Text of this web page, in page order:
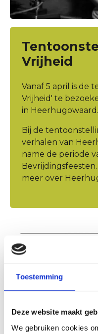
Toestemming
Deze website maakt
We gebruiken cookies
Vrijheid
Vanaf 5 april is de
Vrijheid' te
in Heerhugowaard.
Bij de
verhalen van
name de periode
meer over